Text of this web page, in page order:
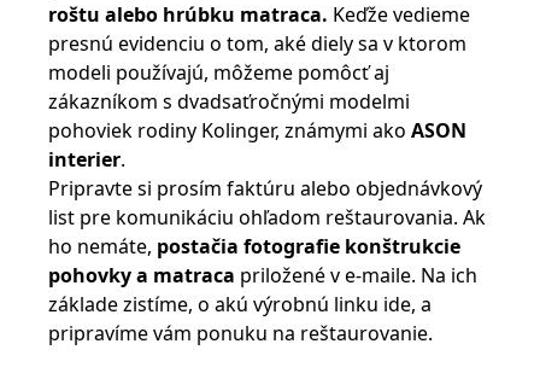
roštu alebo hrúbku matraca. Keďže vedieme
presnú evidenciu o tom, aké diely sa v ktorom
modeli používajú, môžeme pomôcť aj
zákazníkom s dvadsaťročnými modelmi
pohoviek rodiny Kolinger, známymi ako ASON
interier.
Pripravte si prosím faktúru alebo objednávkový
list pre komunikáciu ohľadom reštaurovania. Ak
ho nemáte, postačia fotografie konštrukcie
pohovky a matraca priložené v e-maile. Na ich
základe zistíme, o akú výrobnú linku ide, a
pripravíme vám ponuku na reštaurovanie.